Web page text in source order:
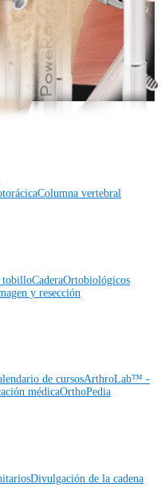
en Arthrex?
Columna vertebral
tobilloCaderaOrtobiológicos
y resección
de cursosArthroLab™ -
médicaOrthoPedia
Divulgación de la cadena